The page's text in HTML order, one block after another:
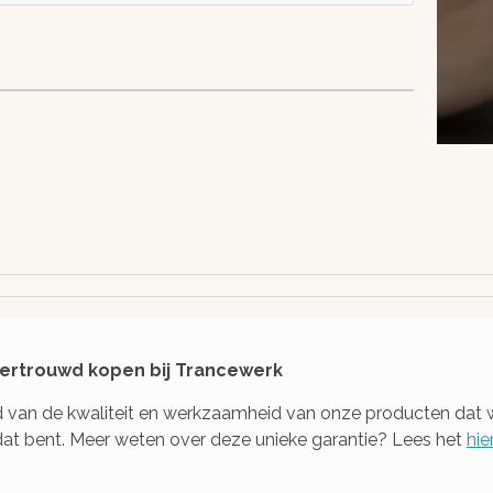
of
beschermen je gegevens
kopen bij Trancewerk
van de kwaliteit en werkzaamheid van onze producten dat
bent. Meer weten over deze unieke garantie? Lees het